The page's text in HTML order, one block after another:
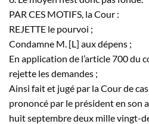
PAR CES MOTIFS, la Cour :
REJETTE le pourvoi ;
Condamne M. [L] aux dépens ;
En application de l’article 700 du
rejette les demandes ;
Ainsi fait et jugé par la Cour de
prononcé par le président en son
huit septembre deux mille vingt-